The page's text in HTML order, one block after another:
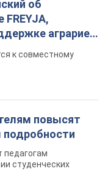
студенческих
на
Украине ракет
боеприпасов